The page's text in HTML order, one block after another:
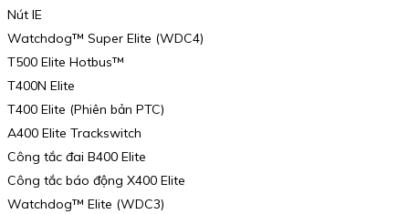
Nút IE
Watchdog™ Super Elite (WDC4)
T500 Elite Hotbus™
T400N Elite
T400 Elite (Phiên bản PTC)
A400 Elite Trackswitch
Công tắc đai B400 Elite
Công tắc báo động X400 Elite
Watchdog™ Elite (WDC3)